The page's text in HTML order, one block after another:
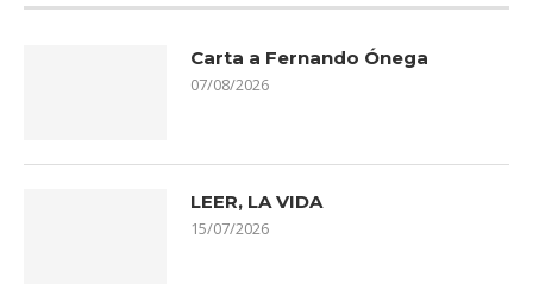
Carta a Fernando Ónega
07/08/2026
LEER, LA VIDA
15/07/2026